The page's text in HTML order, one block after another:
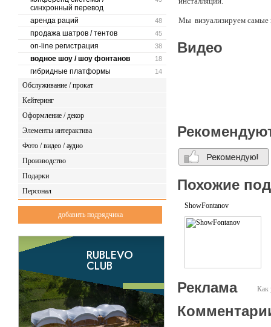
синхронный перевод
48
аренда раций
45
продажа шатров / тентов
38
on-line регистрация
18
водное шоу / шоу фонтанов
14
гибридные платформы
Обслуживание / прокат
Кейтеринг
Оформление / декор
Элементы интерактива
Фото / видео / аудио
Производство
Подарки
Персонал
добавить подрядчика
Мы визуализируем самые
Видео
Похожие
ShowFontanov
Как
Реклама